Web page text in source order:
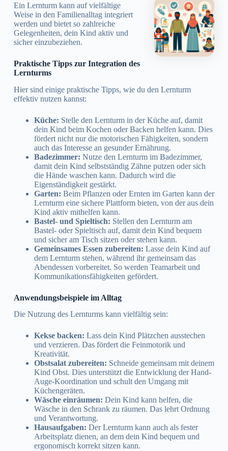
Ein Lernturm kann auf vielfältige
Weise in den Familienalltag integriert
werden und bietet so zahlreiche
Gelegenheiten, dein Kind aktiv und
sicher einzubeziehen.
Praktische Tipps zur Integration des
Lernturms
Hier sind einige praktische Tipps, wie du den Lernturm
effektiv nutzen kannst:
Küche: Stelle den Lernturm in der Küche auf, damit
dein Kind beim Kochen oder Backen helfen kann. Dies
fördert nicht nur die motorischen Fähigkeiten, sondern
auch das Interesse an gesunder Ernährung.
Badezimmer: Nutze den Lernturm im Badezimmer,
damit dein Kind selbstständig Zähne putzen oder sich
die Hände waschen kann. Dadurch wird die
Eigenständigkeit gestärkt.
Garten: Beim Pflanzen oder Ernten im Garten kann der
Lernturm eine sichere Plattform bieten, von der aus dein
Kind aktiv mithelfen kann.
Bastel- und Spieltisch: Stellen den Lernturm am
Bastel- oder Spieltisch auf, damit dein Kind bequem
und sicher am Tisch sitzen oder stehen kann.
Gemeinsames Essen zubereiten: Lasse dein Kind auf
dem Lernturm stehen, während ihr gemeinsam das
Abendessen vorbereitet. So werden Teamarbeit und
Kommunikationsfähigkeiten gefördert.
Anwendungsbeispiele im Alltag
Die Nutzung des Lernturms kann vielfältig sein:
Kekse backen: Lass dein Kind Plätzchen ausstechen
und verzieren. Das fördert die Feinmotorik und
Kreativität.
Obstsalat zubereiten: Schneide gemeinsam mit deinem
Kind Obst. Dies unterstützt die Entwicklung der Hand-
Auge-Koordination und schult den Umgang mit
Küchengeräten.
Wäsche einräumen: Dein Kind kann helfen, die
Wäsche in den Schrank zu räumen. Das lehrt Ordnung
und Verantwortung.
Hausaufgaben: Der Lernturm kann auch als fester
Arbeitsplatz dienen, an dem dein Kind bequem und
ergonomisch korrekt sitzen kann.